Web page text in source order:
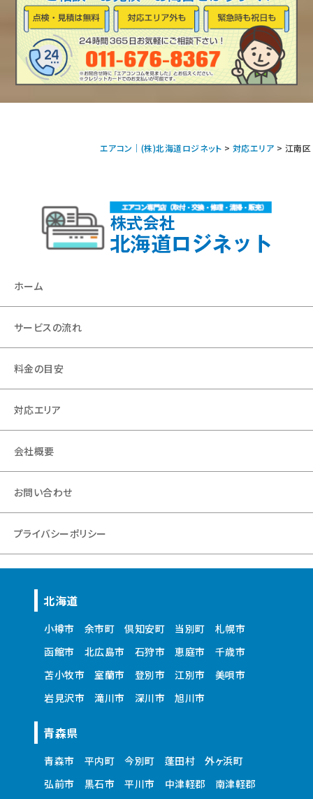
エアコン｜(株)北海道ロジネット > 対応エリア > 江南区
ホーム
サービスの流れ
料金の目安
対応エリア
会社概要
お問い合わせ
プライバシーポリシー
北海道
小樽市 余市町 倶知安町 当別町
札幌市
函館市
北広島市 石狩市 恵庭市
千歳市
苫小牧市
室蘭市 登別市 江別市
美唄市
岩見沢市
滝川市 深川市 旭川市
青森県
青森市 平内町 今別町 蓬田村
外ヶ浜町
弘前市
黒石市 平川市 中津軽郡
南津軽郡